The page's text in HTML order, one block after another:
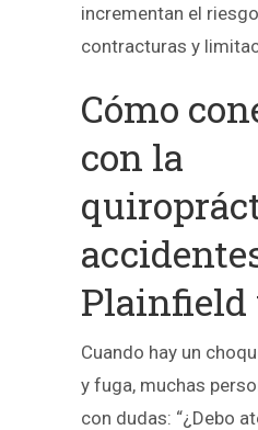
incrementan el
contracturas y
Cómo
con la
Plainfield
Cuando hay un
y fuga, muchas
con dudas: “¿Debo